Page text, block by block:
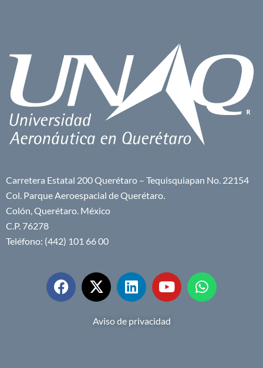
Carretera Estatal 200 Querétaro – Tequisquiapan No. 22154
Col. Parque Aeroespacial de Querétaro.
Colón, Querétaro. México
C.P. 76278
Teléfono: (442) 101 66 00
Aviso de privacidad